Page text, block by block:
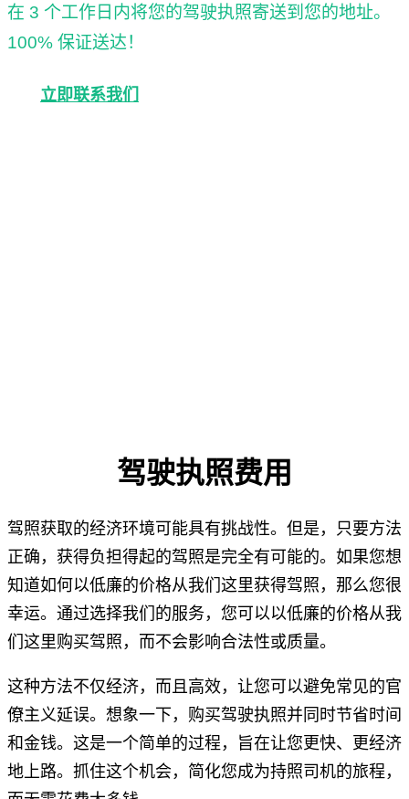
在 3 个工作日内将您的驾驶执照寄送到您的地址。
100% 保证送达！
立即联系我们
驾驶执照费用
驾照获取的经济环境可能具有挑战性。但是，只要方法
正确，获得负担得起的驾照是完全有可能的。如果您想
知道如何以低廉的价格从我们这里获得驾照，那么您很
幸运。通过选择我们的服务，您可以以低廉的价格从我
们这里购买驾照，而不会影响合法性或质量。
这种方法不仅经济，而且高效，让您可以避免常见的官
僚主义延误。想象一下，购买驾驶执照并同时节省时间
和金钱。这是一个简单的过程，旨在让您更快、更经济
地上路。抓住这个机会，简化您成为持照司机的旅程，